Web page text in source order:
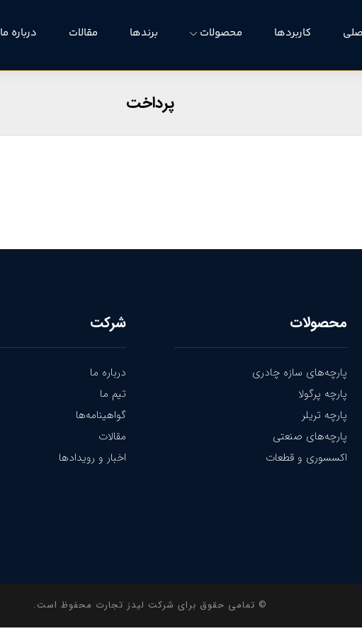
کاربردها محصولات برندها مقالات درباره ما
پرداخت
محصولات
پارچه‌های سازه چادری
پارچه پرگولا
پارچه تریلر
پارچه‌های صنعتی
اکسسوری و قطعات
شرکت
درباره ما
تیم ما
گواهینامه‌ها
مقالات
اخبار و رویدادها
© تمامی حقوق برای شرکت لیدز تجارت محفوظ است.